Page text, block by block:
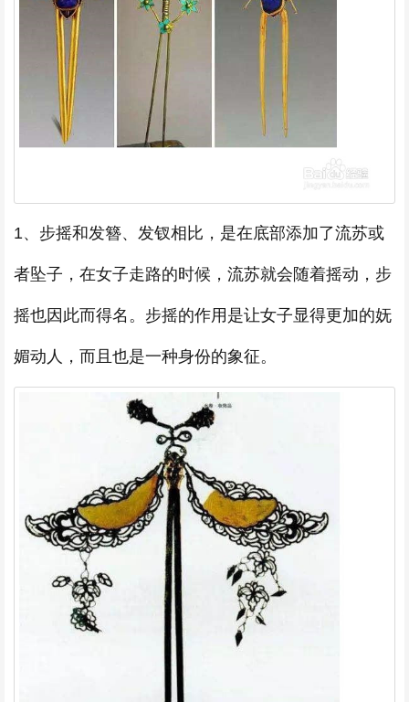
1、步摇和发簪、发钗相比，是在底部添加了流苏或
者坠子，在女子走路的时候，流苏就会随着摇动，步
摇也因此而得名。步摇的作用是让女子显得更加的妩
媚动人，而且也是一种身份的象征。